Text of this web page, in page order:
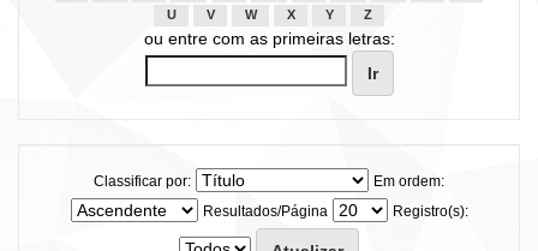
U
V W X Y Z
ou entre com as primeiras letras:
Classificar por:
Em ordem:
Resultados/Página
Registro(s):